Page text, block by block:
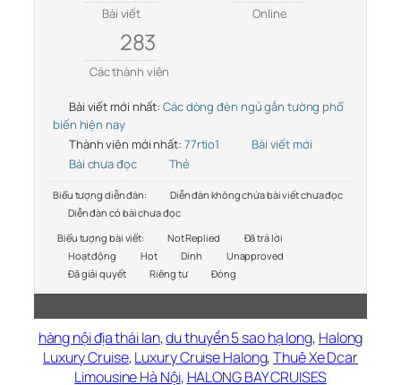
Bài viết Online
283
Các thành viên
Bài viết mới nhất: Các dòng đèn ngủ gắn tường phổ
biến hiện nay
Thành viên mới nhất: 77rtio1
Bài viết mới
Bài chưa đọc
Thẻ
Biểu tượng diễn đàn:
Diễn đàn không chứa bài viết chưa đọc
Diễn đàn có bài chưa đọc
Biểu tượng bài viết:
Not Replied
Đã trả lời
Hoạt động
Hot Dính
Unapproved
Đã giải quyết
Riêng tư Đóng
hàng nội địa thái lan,du thuyền 5 sao hạ long, Halong
Luxury Cruise,Luxury Cruise Halong,Thuê Xe Dcar
Limousine Hà Nội, HALONG BAY CRUISES